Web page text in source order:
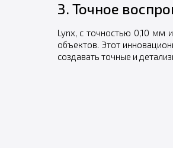
3. Точное
Lynx, с точностью 0,10 мм
объектов. Этот
создавать точные и